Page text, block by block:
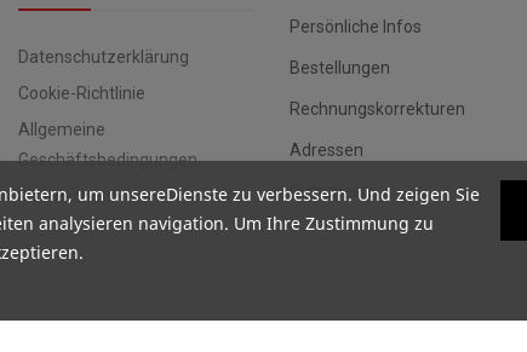
Datenschutzerklärung
Cookie-Richtlinie
Allgemeine
Geschäftsbedingungen
Datenschutz
Persönliche Infos
Bestellungen
Rechnungskorrekturen
Adressen
Gutscheine
um unsereDienste zu verbessern. Und zeigen Sie
analysieren navigation. Um Ihre Zustimmung zu